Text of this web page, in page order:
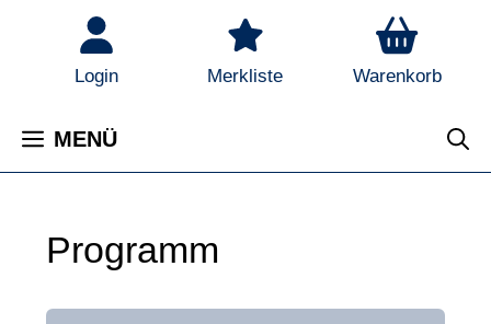
Login Merkliste Warenkorb
MENÜ
Programm